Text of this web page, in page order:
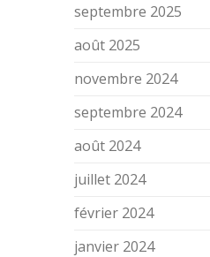
septembre 2025
août 2025
novembre 2024
septembre 2024
août 2024
juillet 2024
février 2024
janvier 2024